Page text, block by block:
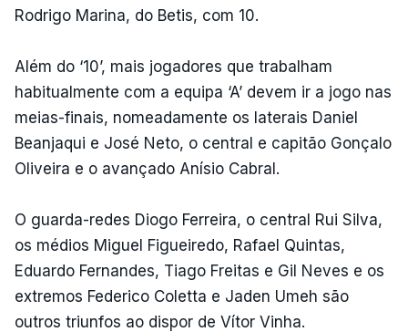
Rodrigo Marina, do Betis, com 10.
Além do ‘10’, mais jogadores que trabalham
habitualmente com a equipa ‘A’ devem ir a jogo nas
meias-finais, nomeadamente os laterais Daniel
Beanjaqui e José Neto, o central e capitão Gonçalo
Oliveira e o avançado Anísio Cabral.
O guarda-redes Diogo Ferreira, o central Rui Silva,
os médios Miguel Figueiredo, Rafael Quintas,
Eduardo Fernandes, Tiago Freitas e Gil Neves e os
extremos Federico Coletta e Jaden Umeh são
outros triunfos ao dispor de Vítor Vinha.